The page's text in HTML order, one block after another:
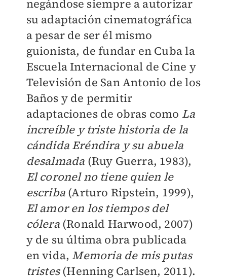
negándose siempre a autorizar
su adaptación cinematográfica
a pesar de ser él mismo
guionista, de fundar en Cuba la
Escuela Internacional de Cine y
Televisión de San Antonio de los
Baños y de permitir
adaptaciones de obras como La
increíble y triste historia de la
cándida Eréndira y su abuela
desalmada (Ruy Guerra, 1983),
El coronel no tiene quien le
escriba(Arturo Ripstein, 1999),
El amor en los tiempos del
cólera(Ronald Harwood, 2007)
y de su última obra publicada
en vida, Memoria de mis putas
tristes(Henning Carlsen, 2011).